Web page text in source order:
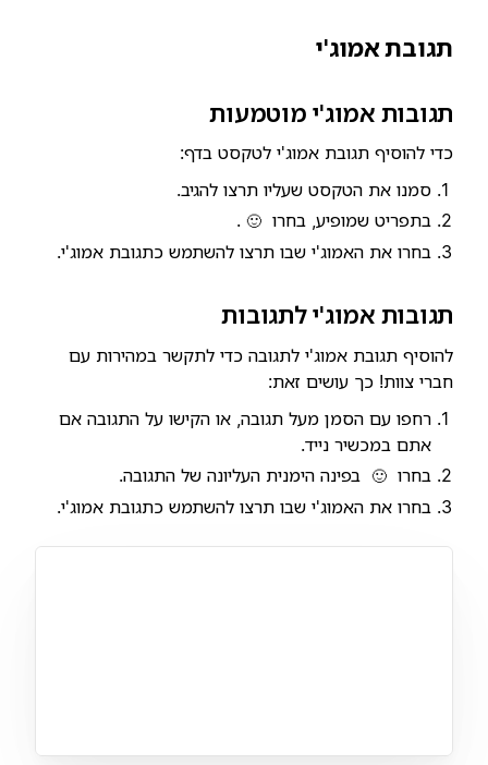
תגובת אמוג'י
תגובות אמוג'י מוטמעות
כדי להוסיף תגובת אמוג'י לטקסט בדף:
סמנו את הטקסט שעליו תרצו להגיב.
בתפריט שמופיע, בחרו 🙂
.
בחרו את האמוג'י שבו תרצו להשתמש כתגובת אמוג'י.
תגובות אמוג'י לתגובות
להוסיף תגובת אמוג'י לתגובה כדי לתקשר במהירות עם
חברי צוות! כך עושים זאת:
רחפו עם הסמן מעל תגובה, או הקישו על התגובה אם
אתם במכשיר נייד.
בחרו 🙂 בפינה הימנית העליונה של התגובה.
בחרו את האמוג'י שבו תרצו להשתמש כתגובת אמוג'י.